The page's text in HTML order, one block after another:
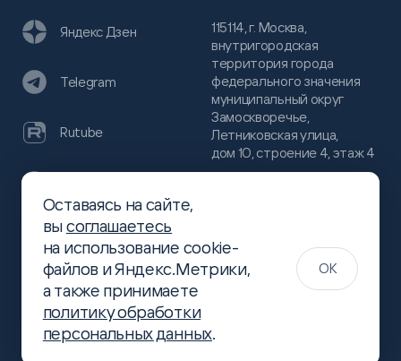
115114, г. Москва,
внутригородская
территория города
федерального значения
муниципальный округ
Замоскворечье,
Летниковская улица,
дом 10, строение 4, этаж 4
(499)
444-16-51
info@slsoft.ru
Яндекс Дзен
Telegram
Rutube
Хабр
Создание сайта
Оставаясь на сайте,
высоглашаетесь
на использование cookie-
файлов и Яндекс.Метрики,
а также принимаете
политику обработки
персональных данных.
OK